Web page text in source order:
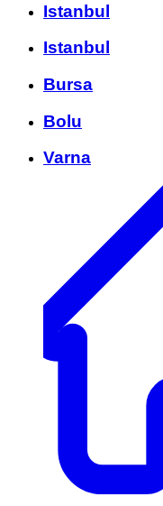
Istanbul
Istanbul
Bursa
Bolu
Varna